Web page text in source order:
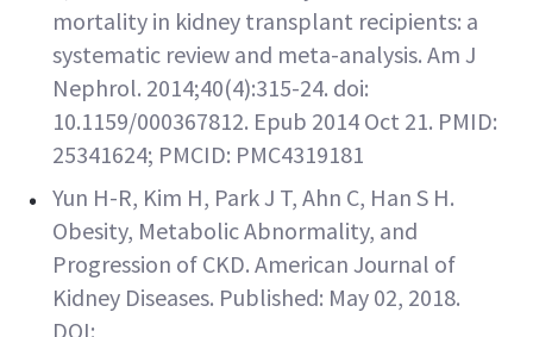
mortality in kidney transplant recipients: a
systematic review and meta-analysis. Am J
Nephrol. 2014;40(4):315-24. doi:
10.1159/000367812. Epub 2014 Oct 21. PMID:
25341624; PMCID: PMC4319181
Yun H-R, Kim H, Park J T, Ahn C, Han S H.
Obesity, Metabolic Abnormality, and
Progression of CKD. American Journal of
Kidney Diseases. Published: May 02, 2018.
DOI: